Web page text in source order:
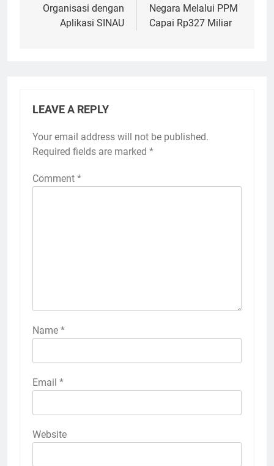
Organisasi dengan
Aplikasi SINAU
Negara Melalui PPM
Capai Rp327 Miliar
LEAVE A REPLY
Your email address will not be published.
Required fields are marked *
Comment *
Name *
Email *
Website